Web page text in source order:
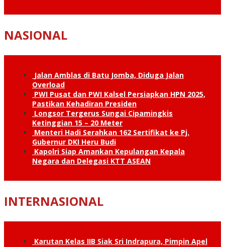
NASIONAL
Jalan Amblas di Batu Jomba, Diduga Jalan
Overload
PWI Pusat dan PWI Kalsel Persiapkan HPN 2025,
Pastikan Kehadiran Presiden
Longsor Tergerus Sungai Cipamingkis
Ketinggian 15 – 20 Meter
Menteri Hadi Serahkan 162 Sertifikat ke Pj.
Gubernur DKI Heru Budi
Kapolri Siap Amankan Kepulangan Kepala
Negara dan Delegasi KTT ASEAN
INTERNASIONAL
Karutan Kelas IIB Siak Sri Indrapura, Pimpin Apel